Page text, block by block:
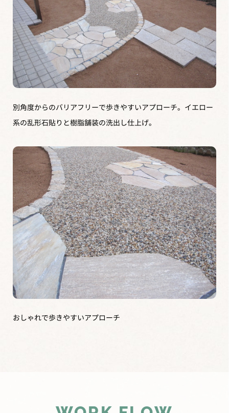
別角度からのバリアフリーで歩きやすいアプローチ。イエロー
系の乱形石貼りと樹脂舗装の洗出し仕上げ。
おしゃれで歩きやすいアプローチ